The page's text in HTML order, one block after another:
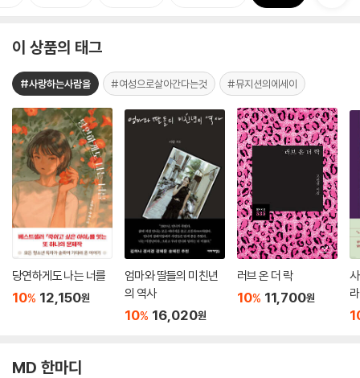
이 상품의 태그
#사랑하는사람을 #여성으로살아간다는것 #뮤지션의에세이
당연하게도 나는 너를
10% 12,150원
엄마와 딸들의 미친년
의 역사
10% 16,020원
러브 온 더 락
10% 11,700원
MD 한마디